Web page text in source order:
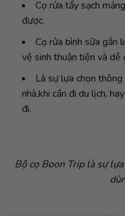
Cọ rửa tẩy sạch
được.
Cọ rửa bình sữa gắn
vệ sinh thuận tiện và dễ
Là sự lựa chọn
nhà,khi cần đi du lịch,
đi.
Bộ cọ Boon Triplà sự